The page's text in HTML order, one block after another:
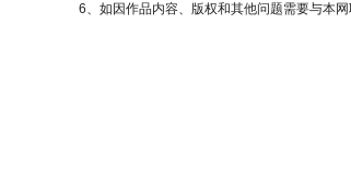
6、如因作品内容、版权和其他问题需要与本